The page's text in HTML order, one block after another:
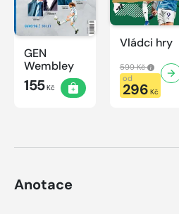
GEN
Wembley
155Kč
Vládci hry
599 Kč
od
296 Kč
Anotace